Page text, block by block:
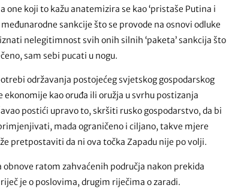
one koji to kažu anatemizira se kao ‘pristaše Putina i
sankcije što se provode na osnovi odluke
nelegitimnost svih onih silnih ‘paketa’ sankcija što
sam sebi pucati u nogu.
održavanja postojećeg svjetskog gospodarskog
kao oruđa ili oružja u svrhu postizanja
postići upravo to, skršiti rusko gospodarstvo, da bi
mada ograničeno i ciljano, takve mjere
pretpostaviti da ni ova točka Zapadu nije po volji.
ratom zahvaćenih područja nakon prekida
je o poslovima, drugim riječima o zaradi.